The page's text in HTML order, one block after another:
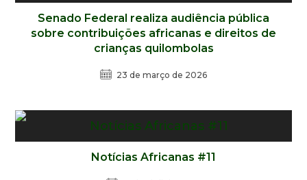
Senado Federal realiza audiência pública
sobre contribuições africanas e direitos de
crianças quilombolas
23 de março de 2026
Notícias Africanas #11